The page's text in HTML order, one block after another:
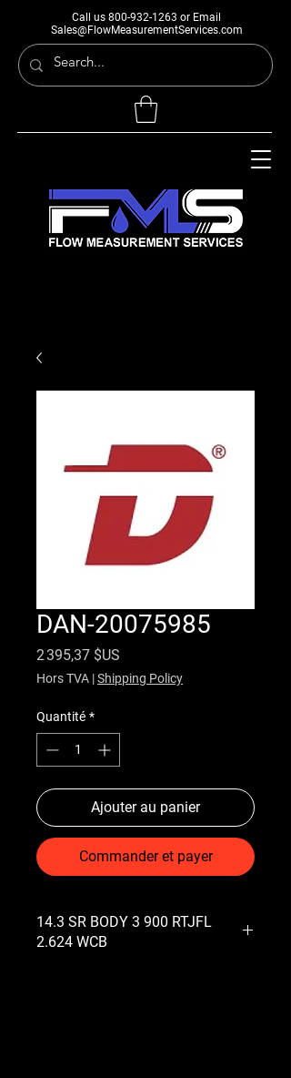
Call us 800-932-1263 or Email
Sales@FlowMeasurementServices.com
DAN-20075985
2 395,37 $US
Hors TVA |Shipping Policy
Quantité *
Ajouter au panier
Commander et payer
14.3 SR BODY 3 900 RTJFL
2.624 WCB